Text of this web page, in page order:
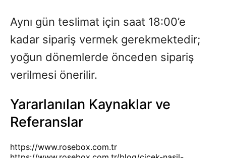
Aynı gün teslimat için saat 18:00’e
kadar sipariş vermek gerekmektedir;
yoğun dönemlerde önceden sipariş
verilmesi önerilir.
Yararlanılan Kaynaklar ve
Referanslar
https://www.rosebox.com.tr